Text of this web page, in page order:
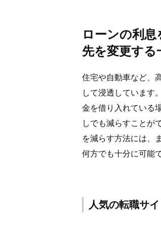
ローンの利
先を変更する
住宅や自動車など、
して浸透しています
金を借り入れている
しでも減らすことが
を減らす方法には、
何方でも十分に可能で
人気の転職サ